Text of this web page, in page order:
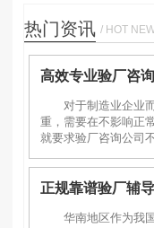
热门资讯 / HOT
高效专业验厂咨
对于制造业企业
重，需要在不影响正
就要求验厂咨询公司
正规靠谱验厂辅
华南地区作为我